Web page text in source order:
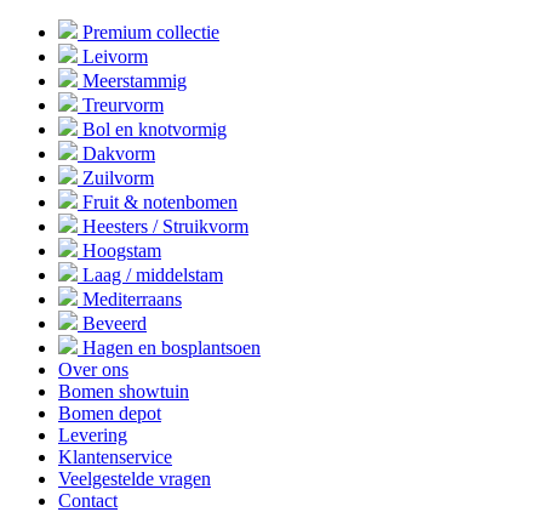
Premium collectie
Leivorm
Meerstammig
Treurvorm
Bol en knotvormig
Dakvorm
Zuilvorm
Fruit & notenbomen
Heesters / Struikvorm
Hoogstam
Laag / middelstam
Mediterraans
Beveerd
Hagen en bosplantsoen
Over ons
Bomen showtuin
Bomen depot
Levering
Klantenservice
Veelgestelde vragen
Contact